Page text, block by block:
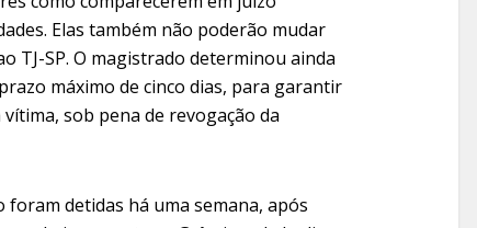
Elas também não poderão mudar
TJ-SP. O magistrado determinou ainda
máximo de cinco dias, para garantir
sob pena de revogação da
detidas há uma semana, após